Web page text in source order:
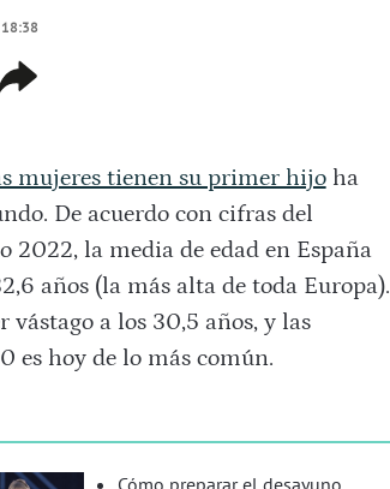
18:38
copiar
mujeres tienen su primer hijoha
De acuerdo con cifras del
2022, la media de edad en España
años (la más alta de toda Europa).
a los 30,5 años, y las
es hoy de lo más común.